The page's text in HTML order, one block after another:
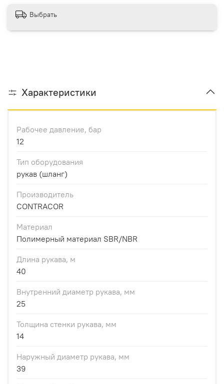
Выбрать
Характеристики
Рабочее давление, бар
12
Тип оборудования
рукав (шланг)
Производитель
CONTRACOR
Материал
Полимерный материал SBR/NBR
Длина рукава, м
40
Внутренний диаметр рукава, мм
25
Толщина стенки рукава, мм
14
Наружный диаметр рукава, мм
39